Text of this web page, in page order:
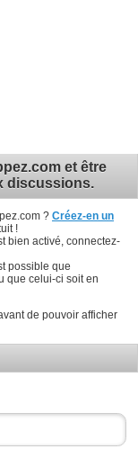
et être
discussions.
? Créez-en un
!
bien activé, connectez-
possible que
que celui-ci soit en
de pouvoir afficher